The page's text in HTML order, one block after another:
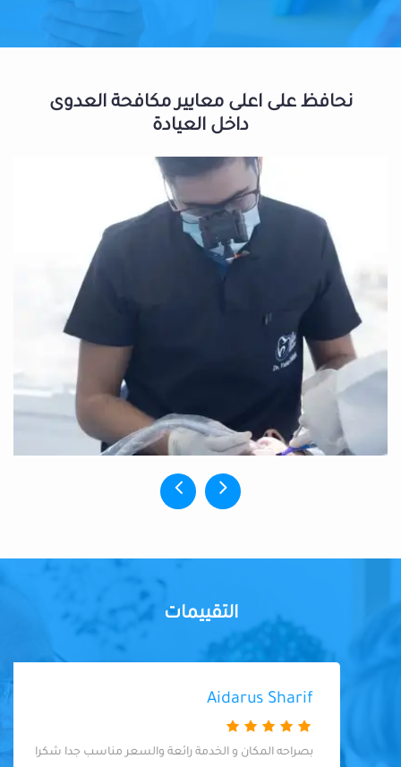
نحافظ على اعلى معايير مكافحة العدوى
داخل العيادة
التقييمات
Aidarus Sharif
بصراحه المكان و الخدمة رائعة والسعر مناسب جدا شكرا